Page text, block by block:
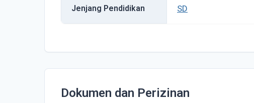
Jenjang Pendidikan SD
Dokumen dan Perizinan